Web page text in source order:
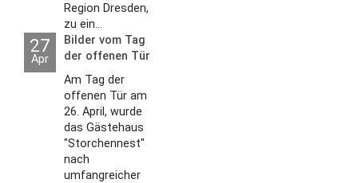
Region Dresden,
zu ein...
27
Apr
Bilder vom Tag
der offenen Tür
2026
Am Tag der
offenen Tür am
26. April, wurde
das Gästehaus
"Storchennest"
nach
umfangreicher